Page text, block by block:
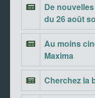
De
du 26 août
Au moins
Maxima
Cherchez la